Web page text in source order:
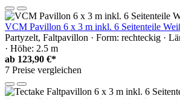
VCM Pavillon 6 x 3 m inkl. 6 Seitenteile
Partyzelt, Faltpavillon · Form: rechteckig ·
· Höhe: 2.5 m
ab 123,90 €*
7 Preise vergleichen